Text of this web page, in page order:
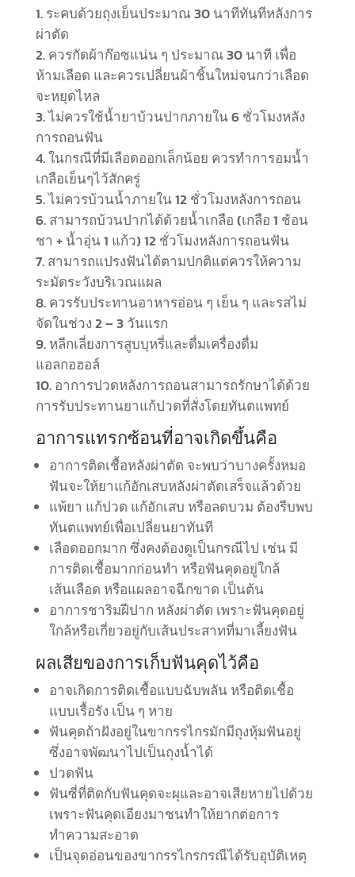
ระคบด้วยถุงเย็นประมาณ 30 นาทีทันทีหลังการ
ผ่าตัด
ควรกัดผ้าก๊อซแน่น ๆ ประมาณ 30 นาที เพื่อ
ห้ามเลือด และควรเปลี่ยนผ้าชิ้นใหม่จนกว่าเลือด
จะหยุดไหล
ไม่ควรใช้น้ำยาบ้วนปากภายใน 6 ชั่วโมงหลัง
การถอนฟัน
ในกรณีที่มีเลือดออกเล็กน้อย ควรทำการอมน้ำ
เกลือเย็นๆไว้สักครู่
ไม่ควรบ้วนน้ำภายใน 12 ชั่วโมงหลังการถอน
สามารถบ้วนปากได้ด้วยน้ำเกลือ (เกลือ 1 ช้อน
ชา + น้ำอุ่น 1 แก้ว) 12 ชั่วโมงหลังการถอนฟัน
สามารถแปรงฟันได้ตามปกติแต่ควรให้ความ
ระมัดระวังบริเวณแผล
ควรรับประทานอาหารอ่อน ๆ เย็น ๆ และรสไม่
จัดในช่วง 2 – 3 วันแรก
หลีกเลี่ยงการสูบบุหรี่และดื่มเครื่องดื่ม
แอลกอฮอล์
อาการปวดหลังการถอนสามารถรักษาได้ด้วย
การรับประทานยาแก้ปวดที่สั่งโดยทันตแพทย์
อาการแทรกซ้อนที่อาจเกิดขึ้นคือ
อาการติดเชื้อหลังผ่าตัด จะพบว่าบางครั้งหมอ
ฟันจะให้ยาแก้อักเสบหลังผ่าตัดเสร็จแล้วด้วย
แพ้ยา แก้ปวด แก้อักเสบ หรือลดบวม ต้องรีบพบ
ทันตแพทย์เพื่อเปลี่ยนยาทันที
เลือดออกมาก ซึ่งคงต้องดูเป็นกรณีไป เช่น มี
การติดเชื้อมากก่อนทำ หรือฟันคุดอยู่ใกล้
เส้นเลือด หรือแผลอาจฉีกขาด เป็นต้น
อาการชาริมฝีปาก หลังผ่าตัด เพราะฟันคุดอยู่
ใกล้หรือเกี่ยวอยู่กับเส้นประสาทที่มาเลี้ยงฟัน
ผลเสียของการเก็บฟันคุดไว้คือ
อาจเกิดการติดเชื้อแบบฉับพลัน หรือติดเชื้อ
แบบเรื้อรัง เป็น ๆ หาย
ฟันคุดถ้าฝังอยู่ในขากรรไกรมักมีถุงหุ้มฟันอยู่
ซึ่งอาจพัฒนาไปเป็นถุงน้ำได้
ปวดฟัน
ฟันซี่ที่ติดกับฟันคุดจะผุและอาจเสียหายไปด้วย
เพราะฟันคุดเอียงมาชนทำให้ยากต่อการ
ทำความสะอาด
เป็นจุดอ่อนของขากรรไกรกรณีได้รับอุบัติเหตุ